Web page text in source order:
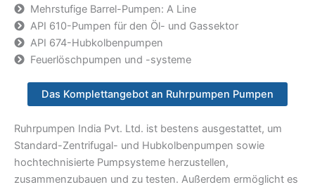
Mehrstufige Barrel-Pumpen: A Line
API 610-Pumpen für den Öl- und Gassektor
API 674-Hubkolbenpumpen
Feuerlöschpumpen und -systeme
Das Komplettangebot an Ruhrpumpen Pumpen
Ruhrpumpen India Pvt. Ltd. ist bestens ausgestattet, um
Standard-Zentrifugal- und Hubkolbenpumpen sowie
hochtechnisierte Pumpsysteme herzustellen,
zusammenzubauen und zu testen. Außerdem ermöglicht es